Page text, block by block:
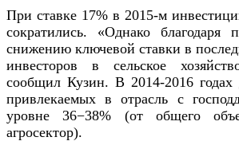
При ставке 17% в 2015-м
сократились. «Однако благодаря
снижению ключевой ставки в
инвесторов в сельское
сообщил Кузин. В 2014-2016 годах
привлекаемых в отрасль с
уровне 36−38% (от общего
агросектор).